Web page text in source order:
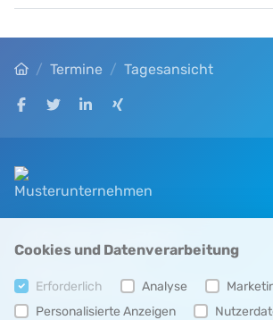
Startseite
Termine Tagesansicht
Auf Facebook teilen
Auf Twitter teilen
Auf LinkedIn teilen
+49 123 45678 9
Herrleinstr. 31, 63739 Aschaffenburg
Cookies und Datenverarbeitung
Erforderlich Analyse
Personalisierte Anzeigen